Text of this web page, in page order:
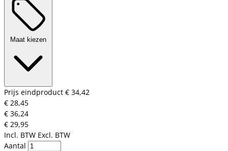
Maat kiezen
Prijs eindproduct € 34,42
€ 28,45
€ 36,24
€ 29,95
Incl. BTW Excl. BTW
Aantal